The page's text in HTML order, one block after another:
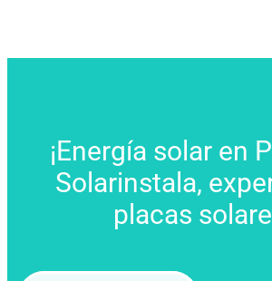
¡Energía solar en
Solarinstala,
placas